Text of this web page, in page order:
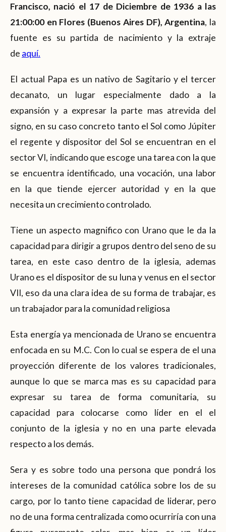
Francisco, nació el 17 de Diciembre de 1936 a las
21:00:00 en Flores (Buenos Aires DF), Argentina, la
fuente es su partida de nacimiento y la extraje
de aquí.
El actual Papa es un nativo de Sagitario y el tercer
decanato, un lugar especialmente dado a la
expansión y a expresar la parte mas atrevida del
signo, en su caso concreto tanto el Sol como Júpiter
el regente y dispositor del Sol se encuentran en el
sector VI, indicando que escoge una tarea con la que
se encuentra identificado, una vocación, una labor
en la que tiende ejercer autoridad y en la que
necesita un crecimiento controlado.
Tiene un aspecto magnifico con Urano que le da la
capacidad para dirigir a grupos dentro del seno de su
tarea, en este caso dentro de la iglesia, ademas
Urano es el dispositor de su luna y venus en el sector
VII, eso da una clara idea de su forma de trabajar, es
un trabajador para la comunidad religiosa
Esta energía ya mencionada de Urano se encuentra
enfocada en su M.C. Con lo cual se espera de el una
proyección diferente de los valores tradicionales,
aunque lo que se marca mas es su capacidad para
expresar su tarea de forma comunitaria, su
capacidad para colocarse como líder en el el
conjunto de la iglesia y no en una parte elevada
respecto a los demás.
Sera y es sobre todo una persona que pondrá los
intereses de la comunidad católica sobre los de su
cargo, por lo tanto tiene capacidad de liderar, pero
no de una forma centralizada como ocurriría con una